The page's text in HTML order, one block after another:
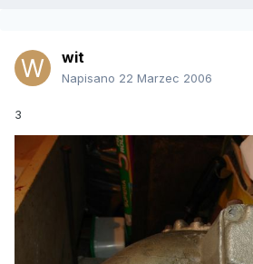
wit
Napisano 22 Marzec 2006
3